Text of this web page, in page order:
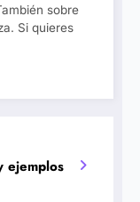
sobre
Si quieres
ejemplos